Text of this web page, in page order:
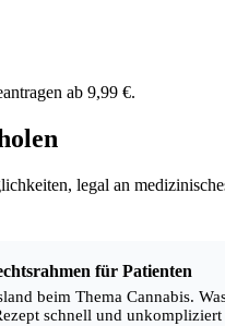
ab 9,99 €.
legal an
für Patienten
beim Thema Cannabis.
schnell und unkompliziert